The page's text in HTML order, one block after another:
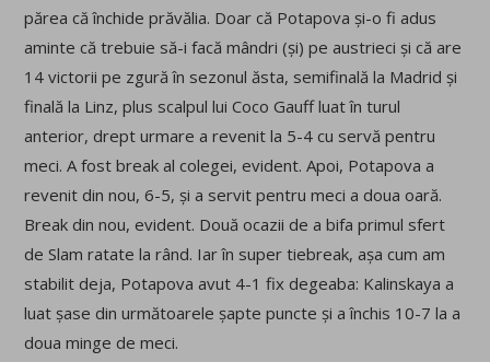
părea că închide prăvălia. Doar că Potapova și-o fi adus
aminte că trebuie să-i facă mândri (și) pe austrieci și că are
14 victorii pe zgură în sezonul ăsta, semifinală la Madrid și
finală la Linz, plus scalpul lui Coco Gauff luat în turul
anterior, drept urmare a revenit la 5-4 cu servă pentru
meci. A fost break al colegei, evident. Apoi, Potapova a
revenit din nou, 6-5, și a servit pentru meci a doua oară.
Break din nou, evident. Două ocazii de a bifa primul sfert
de Slam ratate la rând. Iar în super tiebreak, așa cum am
stabilit deja, Potapova avut 4-1 fix degeaba: Kalinskaya a
luat șase din următoarele șapte puncte și a închis 10-7 la a
doua minge de meci.